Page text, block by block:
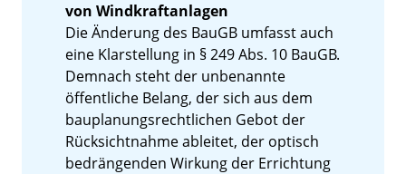
von Windkraftanlagen
Die Änderung des BauGB umfasst auch
eine Klarstellung in § 249 Abs. 10 BauGB.
Demnach steht der unbenannte
öffentliche Belang, der sich aus dem
bauplanungsrechtlichen Gebot der
Rücksichtnahme ableitet, der optisch
bedrängenden Wirkung der Errichtung